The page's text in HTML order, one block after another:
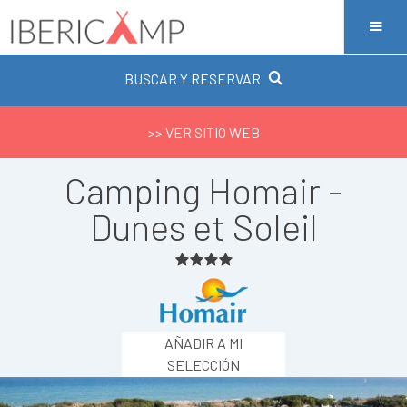
BUSCAR Y RESERVAR
>> VER SITIO WEB
Camping Homair -
Dunes et Soleil
AÑADIR A MI
SELECCIÓN